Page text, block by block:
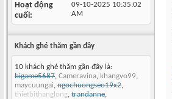
Hoạt động
cuối
09-10-2025 10:35:02
AM
Khách ghé thăm gần đây
10 khách ghé thăm gần đây là:
bigame5687, Cameravina, khangvo99,
maycuungai, ngochuongseo19x2,
thietbithanglong, trandanne,